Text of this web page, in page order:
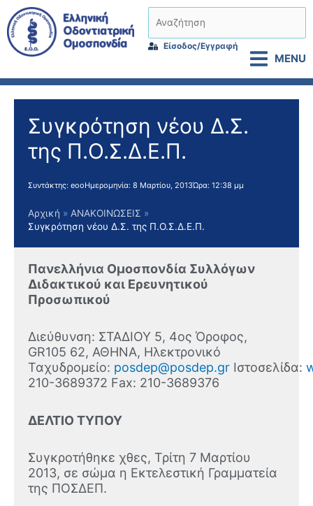
Μετάβαση
στο
περιεχόμενο
Είσοδος/Εγγραφή
MENU
Συγκρότηση νέου Δ.Σ.
της Π.Ο.Σ.Δ.Ε.Π.
Συντάκτης: eooΗμερομηνία: 8 Μαρτίου, 2013Ώρα: 12:38 μμ
Αρχική
ΑΝΑΚΟΙΝΩΣΕΙΣ
Συγκρότηση νέου Δ.Σ. της Π.Ο.Σ.Δ.Ε.Π.
Πανελλήνια Ομοσπονδία Συλλόγων
Διδακτικού και Ερευνητικού
Προσωπικού
Διεύθυνση: ΣΤΑΔΙΟΥ 5, 4ος Όροφος,
GR105 62, ΑΘΗΝΑ, Ηλεκτρονικό
Ταχυδρομείο: posdep@posdep.gr Ιστοσελίδα:
210-3689372 Fax: 210-3689376
ΔΕΛΤΙΟ ΤΥΠΟΥ
Συγκροτήθηκε χθες, Τρίτη 7 Μαρτίου
2013, σε σώμα η Εκτελεστική Γραμματεία
της ΠΟΣΔΕΠ.